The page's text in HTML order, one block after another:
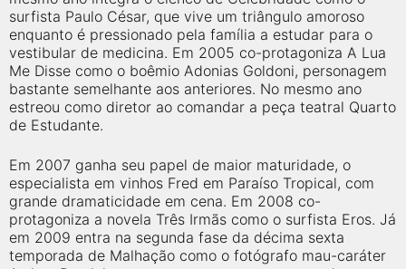
surfista Paulo César, que vive um triângulo amoroso
enquanto é pressionado pela família a estudar para o
vestibular de medicina. Em 2005 co-protagoniza A Lua
Me Disse como o boêmio Adonias Goldoni, personagem
bastante semelhante aos anteriores. No mesmo ano
estreou como diretor ao comandar a peça teatral Quarto
de Estudante.
Em 2007 ganha seu papel de maior maturidade, o
especialista em vinhos Fred em Paraíso Tropical, com
grande dramaticidade em cena. Em 2008 co-
protagoniza a novela Três Irmãs como o surfista Eros. Já
em 2009 entra na segunda fase da décima sexta
temporada de Malhação como o fotógrafo mau-caráter
encontrar os filmes no cinema mais próximos a você ou a
qualquer cidade em território brasileiro. Você pode também
acessar informações sobre cinemas, horários, assistir aos
trailers e muito mais.